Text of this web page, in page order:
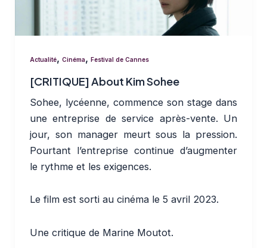
Actualité, Cinéma, Festival de Cannes
[CRITIQUE] About Kim Sohee
Sohee, lycéenne, commence son stage dans
une entreprise de service après-vente. Un
jour, son manager meurt sous la pression.
Pourtant l’entreprise continue d’augmenter
le rythme et les exigences.
Le film est sorti au cinéma le 5 avril 2023.
Une critique de Marine Moutot.